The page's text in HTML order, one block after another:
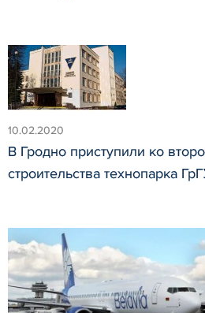
10.02.2020
В Гродно приступили ко
строительства технопарка